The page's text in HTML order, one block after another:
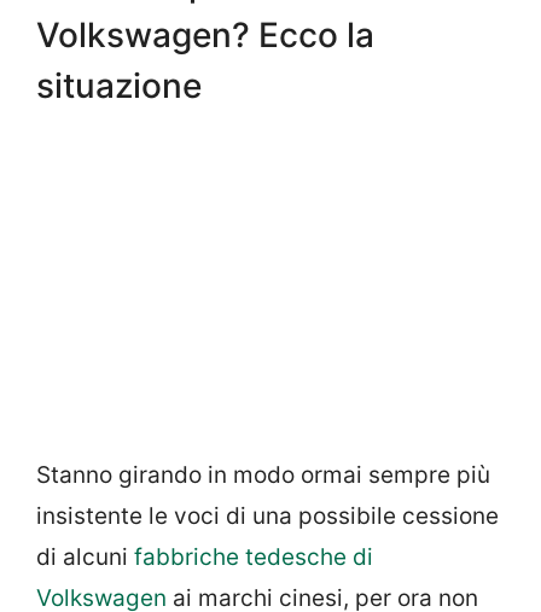
Volkswagen? Ecco la
situazione
Stanno girando in modo ormai sempre più
insistente le voci di una possibile cessione
di alcuni fabbriche tedesche di
Volkswagen ai marchi cinesi, per ora non